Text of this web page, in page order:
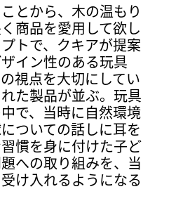
とから、木の温もり
商品を愛用して欲し
トで、クキアが提案
イン性のある玩具
視点を大切にしてい
た製品が並ぶ。玩具
で、当時に自然環境
ついての話しに耳を
慣を身に付けた子ど
への取り組みを、当
け入れるようになる